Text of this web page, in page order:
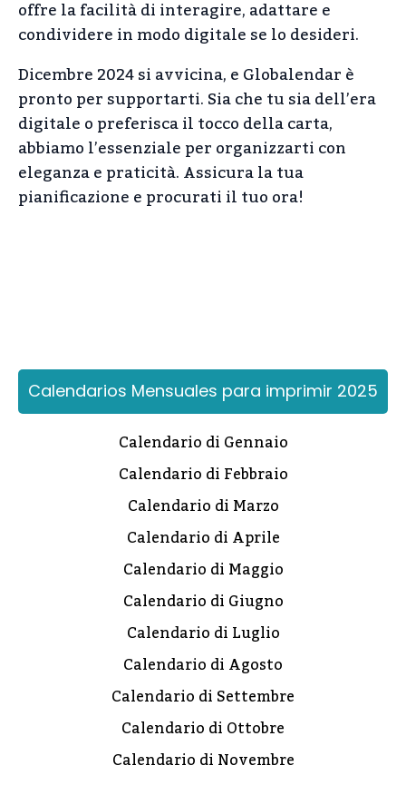
offre la facilità di interagire, adattare e
condividere in modo digitale se lo desideri.
Dicembre 2024 si avvicina, e Globalendar è
pronto per supportarti. Sia che tu sia dell’era
digitale o preferisca il tocco della carta,
abbiamo l’essenziale per organizzarti con
eleganza e praticità. Assicura la tua
pianificazione e procurati il tuo ora!
Calendarios Mensuales para imprimir 2025
Calendario di Gennaio
Calendario di Febbraio
Calendario di Marzo
Calendario di Aprile
Calendario di Maggio
Calendario di Giugno
Calendario di Luglio
Calendario di Agosto
Calendario di Settembre
Calendario di Ottobre
Calendario di Novembre